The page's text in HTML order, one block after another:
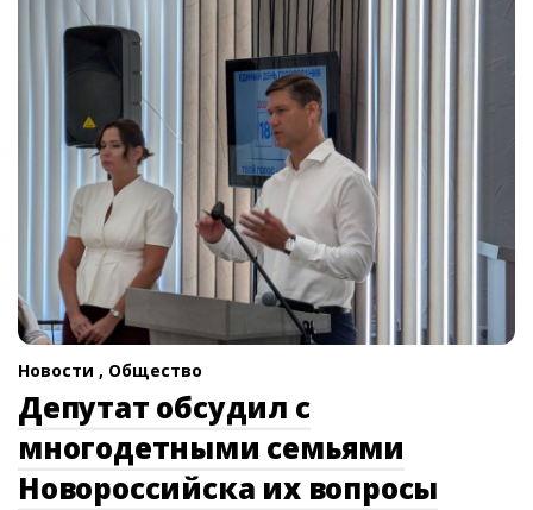
Новости , Общество
Депутат обсудил с
многодетными семьями
Новороссийска их вопросы